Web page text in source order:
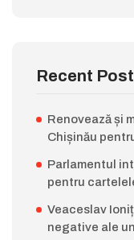
Recent
Renovează și
Chișinău
Parlamentul
pentru
Veaceslav
negative ale